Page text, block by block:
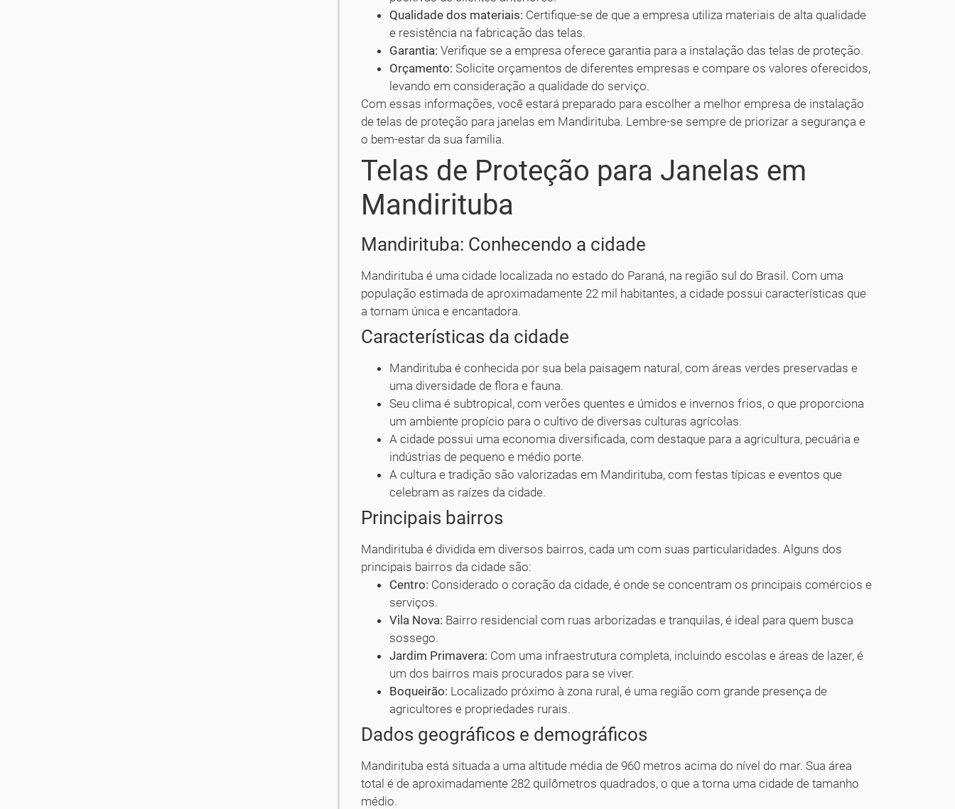
Qualidade dos materiais: Certifique-se de que a empresa utiliza materiais de alta qualidade
e resistência na fabricação das telas.
Garantia: Verifique se a empresa oferece garantia para a instalação das telas de proteção.
Orçamento: Solicite orçamentos de diferentes empresas e compare os valores oferecidos,
levando em consideração a qualidade do serviço.
Com essas informações, você estará preparado para escolher a melhor empresa de instalação
de telas de proteção para janelas em Mandirituba. Lembre-se sempre de priorizar a segurança e
o bem-estar da sua família.
Telas de Proteção para Janelas em
Mandirituba
Mandirituba: Conhecendo a cidade
Mandirituba é uma cidade localizada no estado do Paraná, na região sul do Brasil. Com uma
população estimada de aproximadamente 22 mil habitantes, a cidade possui características que
a tornam única e encantadora.
Características da cidade
Mandirituba é conhecida por sua bela paisagem natural, com áreas verdes preservadas e
uma diversidade de flora e fauna.
Seu clima é subtropical, com verões quentes e úmidos e invernos frios, o que proporciona
um ambiente propício para o cultivo de diversas culturas agrícolas.
A cidade possui uma economia diversificada, com destaque para a agricultura, pecuária e
indústrias de pequeno e médio porte.
A cultura e tradição são valorizadas em Mandirituba, com festas típicas e eventos que
celebram as raízes da cidade.
Principais bairros
Mandirituba é dividida em diversos bairros, cada um com suas particularidades. Alguns dos
principais bairros da cidade são:
Centro: Considerado o coração da cidade, é onde se concentram os principais comércios e
serviços.
Vila Nova: Bairro residencial com ruas arborizadas e tranquilas, é ideal para quem busca
sossego.
Jardim Primavera: Com uma infraestrutura completa, incluindo escolas e áreas de lazer, é
um dos bairros mais procurados para se viver.
Boqueirão: Localizado próximo à zona rural, é uma região com grande presença de
agricultores e propriedades rurais.
Dados geográficos e demográficos
Mandirituba está situada a uma altitude média de 960 metros acima do nível do mar. Sua área
total é de aproximadamente 282 quilômetros quadrados, o que a torna uma cidade de tamanho
médio.